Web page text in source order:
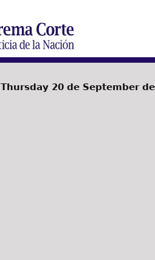
Thursday 20 de September